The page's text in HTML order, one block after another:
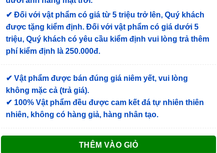
✔ Đối với vật phẩm có giá từ 5 triệu trở lên, Quý khách
được tặng kiểm định. Đối với vật phẩm có giá dưới 5
triệu, Quý khách có yêu cầu kiểm định vui lòng trả thêm
phí kiểm định là 250.000đ.
✔ Vật phẩm được bán đúng giá niêm yết, vui lòng
không mặc cả (trả giá).
✔ 100% Vật phẩm đều được cam kết đá tự nhiên thiên
nhiên, không có hàng giả, hàng nhân tạo.
THÊM VÀO GIỎ